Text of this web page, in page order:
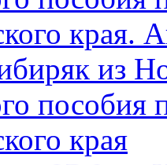
края.
из
пособия
края